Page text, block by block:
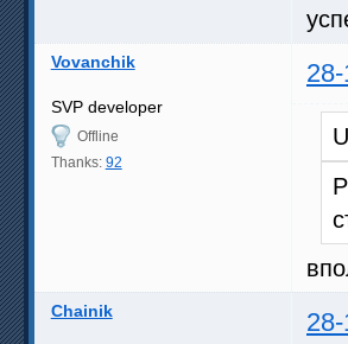
Vovanchik
SVP developer
Offline
Thanks: 92
Chainik